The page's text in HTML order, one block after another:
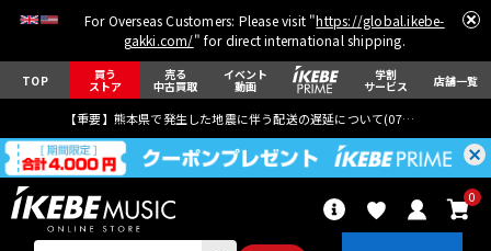
For Overseas Customers: Please visit "https://global.ikebe-
gakki.com/" for direct international shipping.
TOP 買う
ストア
売る
中古買取
イベント
動画
学割
サービス 店舗一覧
【重要】熊本県で発生した地震に伴う配送の遅延について(07月29日
0